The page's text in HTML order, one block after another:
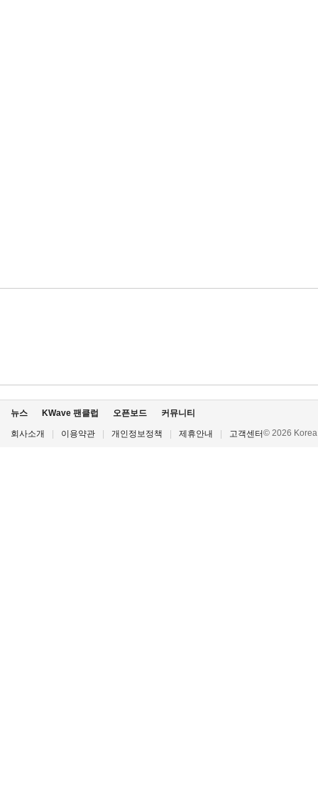
뉴스 KWave 팬클럽 오픈보드 커뮤니티
회사소개 이용약관 개인정보정책 제휴안내 고객센터© 2026